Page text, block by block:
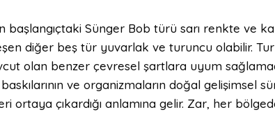
başlangıçtaki Sünger Bob türü sarı renkte ve
diğer beş tür yuvarlak ve turuncu olabilir.
olan benzer çevresel şartlara uyum
ve organizmaların doğal gelişimsel
ortaya çıkardığı anlamına gelir. Zar, her